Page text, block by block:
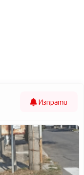
Изпрати